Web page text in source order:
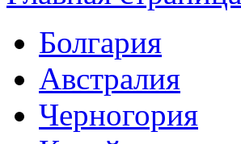
Болгария
Австралия
Черногория